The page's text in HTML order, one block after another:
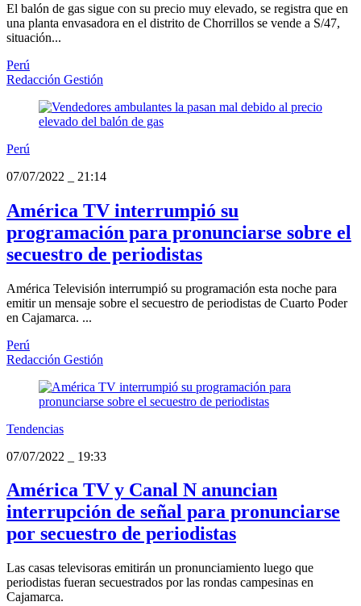
El balón de gas sigue con su precio muy elevado, se registra que en
una planta envasadora en el distrito de Chorrillos se vende a S/47,
situación...
Perú
Redacción Gestión
Perú
07/07/2022
21:14
América TV interrumpió su
programación para pronunciarse sobre el
secuestro de periodistas
América Televisión interrumpió su programación esta noche para
emitir un mensaje sobre el secuestro de periodistas de Cuarto Poder
en Cajamarca. ...
Perú
Redacción Gestión
Tendencias
07/07/2022
19:33
América TV y Canal N anuncian
interrupción de señal para pronunciarse
por secuestro de periodistas
Las casas televisoras emitirán un pronunciamiento luego que
periodistas fueran secuestrados por las rondas campesinas en
Cajamarca.